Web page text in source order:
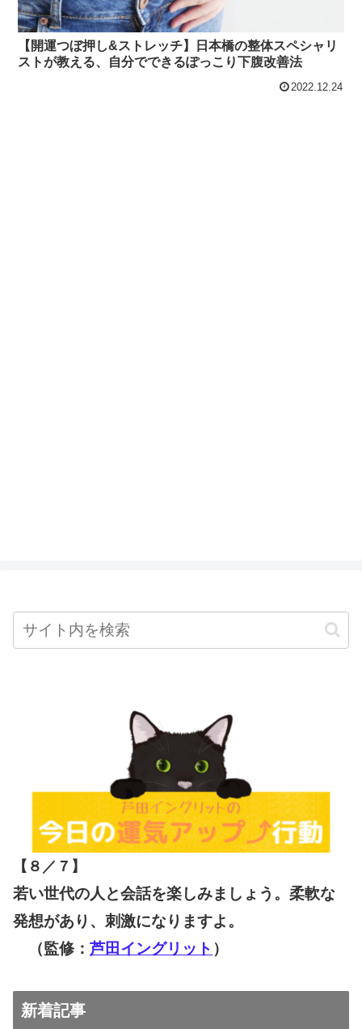
【開運つぼ押し&ストレッチ】日本橋の整体スペシャリ
ストが教える、自分でできるぽっこり下腹改善法
2022.12.24
【８／７ 】
若い世代の人と会話を楽しみましょう。柔軟な
発想があり、刺激になりますよ。
（監修： 芦田イングリット ）
新着記事